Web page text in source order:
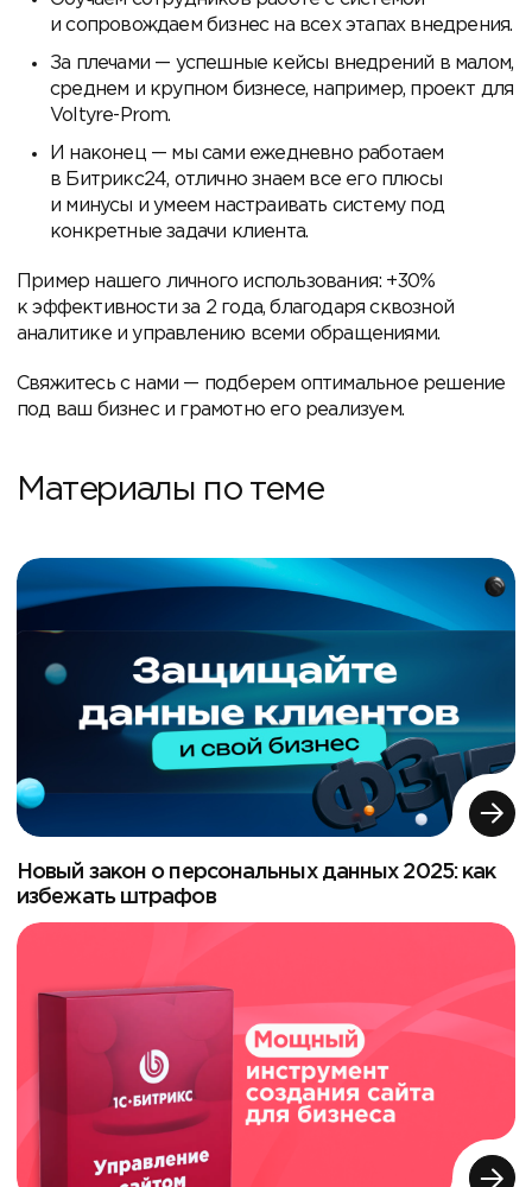
и сопровождаем бизнес на всех этапах внедрения.
За плечами — успешные кейсы внедрений в малом,
среднем и крупном бизнесе, например, проект для
Voltyre-Prom.
И наконец — мы сами ежедневно работаем
в Битрикс24, отлично знаем все его плюсы
и минусы и умеем настраивать систему под
конкретные задачи клиента.
Пример нашего личного использования: +30%
к эффективности за 2 года, благодаря сквозной
аналитике и управлению всеми обращениями.
Свяжитесь с нами — подберем оптимальное решение
под ваш бизнес и грамотно его реализуем.
Материалы по теме
Новый закон о персональных данных 2025: как
избежать штрафов